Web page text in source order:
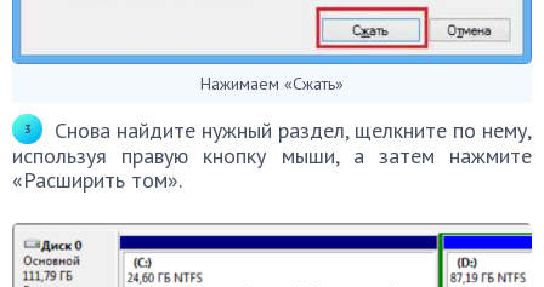
Нажимаем «Сжать»
Снова найдите нужный раздел, щелкните по нему,
используя правую кнопку мыши, а затем нажмите
«Расширить том».